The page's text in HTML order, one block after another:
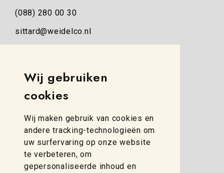
Wij gebruiken
cookies
Wij maken gebruik van cookies en
andere tracking-technologieën om
uw surfervaring op onze website
te verbeteren, om
gepersonaliseerde inhoud en
(088) 280 00 30
sittard@weidelco.nl
Simon Stevinweg 8
8013 NB Zwolle
zwolle@weidelco.nl